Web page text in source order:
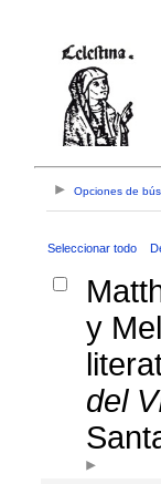
Opciones de
Seleccionar todo
y
del